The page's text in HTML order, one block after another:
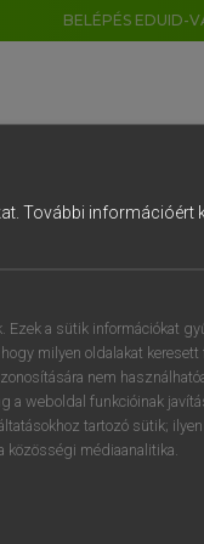
BELÉPÉS EDUID-
További információért
a sütik információkat
milyen oldalakat keresett
nem
a weboldal funkcióinak
tartozó sütik;
közösségi médiaanalitika.
7 8 9
z u i
j k l é
n m , .